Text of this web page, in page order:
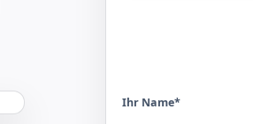
Ihr Name*